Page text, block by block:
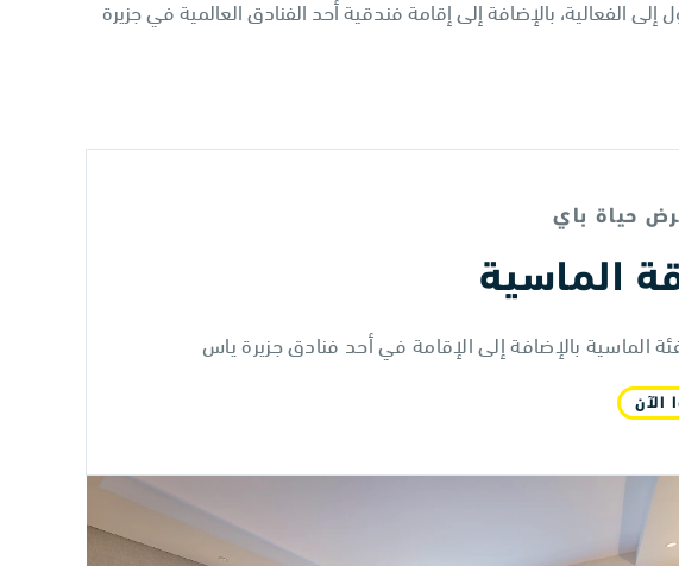
الفعالية، بالإضافة إلى إقامة فندقية أحد الفنادق العالمية في جزيرة
حياة باي
الماسية
الماسية بالإضافة إلى الإقامة في أحد فنادق جزيرة ياس
الآن